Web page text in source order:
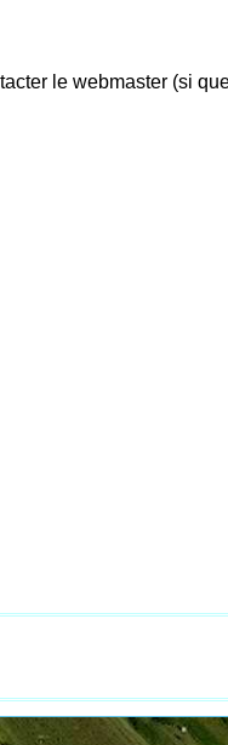
le webmaster (si